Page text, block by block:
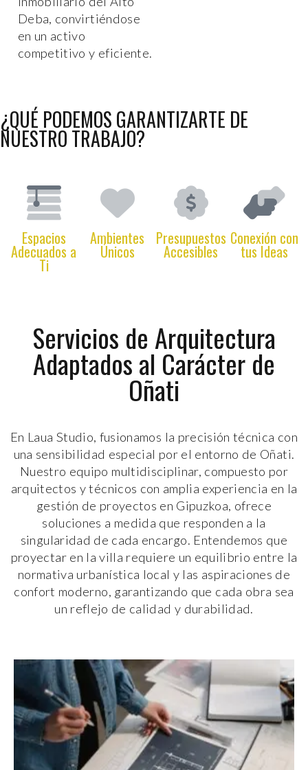
Deba, convirtiéndose
en un activo
competitivo y eficiente.
¿QUÉ PODEMOS GARANTIZARTE DE
NUESTRO TRABAJO?
Espacios
Adecuados a
Ti
Ambientes
Únicos
Presupuestos
Accesibles
Conexión con
tus Ideas
Servicios de Arquitectura
Adaptados al Carácter de
Oñati
En Laua Studio, fusionamos la precisión técnica con
una sensibilidad especial por el entorno de Oñati.
Nuestro equipo multidisciplinar, compuesto por
arquitectos y técnicos con amplia experiencia en la
gestión de proyectos en Gipuzkoa, ofrece
soluciones a medida que responden a la
singularidad de cada encargo. Entendemos que
proyectar en la villa requiere un equilibrio entre la
normativa urbanística local y las aspiraciones de
confort moderno, garantizando que cada obra sea
un reflejo de calidad y durabilidad.